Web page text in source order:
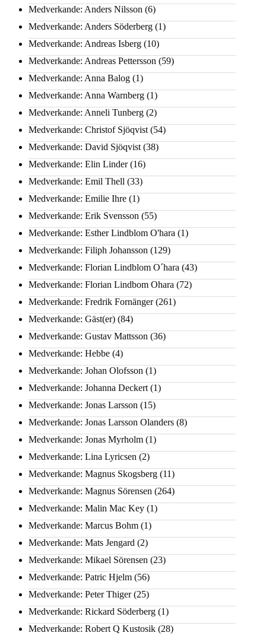
Medverkande: Anders Nilsson (6)
Medverkande: Anders Söderberg (1)
Medverkande: Andreas Isberg (10)
Medverkande: Andreas Pettersson (59)
Medverkande: Anna Balog (1)
Medverkande: Anna Warnberg (1)
Medverkande: Anneli Tunberg (2)
Medverkande: Christof Sjöqvist (54)
Medverkande: David Sjöqvist (38)
Medverkande: Elin Linder(16)
Medverkande: Emil Thell (33)
Medverkande: Emilie Ihre (1)
Medverkande: Erik Svensson (55)
Medverkande: Esther Lindblom O'hara (1)
Medverkande: Filiph Johansson (129)
Medverkande: Florian Lindblom O´hara (43)
Medverkande: Florian Lindbom Ohara (72)
Medverkande: Fredrik Fornänger(261)
Medverkande: Gäst(er) (84)
Medverkande: Gustav Mattsson (36)
Medverkande: Hebbe (4)
Medverkande: Johan Olofsson (1)
Medverkande: Johanna Deckert (1)
Medverkande: Jonas Larsson (15)
Medverkande: Jonas Larsson Olanders (8)
Medverkande: Jonas Myrholm (1)
Medverkande: Lina Lyricsen (2)
Medverkande: Magnus Skogsberg (11)
Medverkande: Magnus Sörensen (264)
Medverkande: Malin Mac Key (1)
Medverkande: Marcus Bohm (1)
Medverkande: Mats Jengard (2)
Medverkande: Mikael Sörensen (23)
Medverkande: Patric Hjelm (56)
Medverkande: Peter Thiger(25)
Medverkande: Rickard Söderberg (1)
Medverkande: Robert Q Kustosik (28)